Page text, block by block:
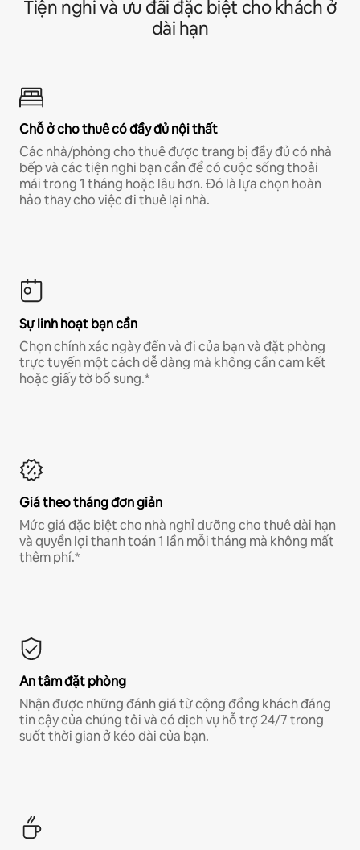
Tiện nghi và ưu đãi đặc biệt cho khách ở
dài hạn
Chỗ ở cho thuê có đầy đủ nội thất
Các nhà/phòng cho thuê được trang bị đầy đủ có nhà
bếp và các tiện nghi bạn cần để có cuộc sống thoải
mái trong 1 tháng hoặc lâu hơn. Đó là lựa chọn hoàn
hảo thay cho việc đi thuê lại nhà.
Sự linh hoạt bạn cần
Chọn chính xác ngày đến và đi của bạn và đặt phòng
trực tuyến một cách dễ dàng mà không cần cam kết
hoặc giấy tờ bổ sung.*
Giá theo tháng đơn giản
Mức giá đặc biệt cho nhà nghỉ dưỡng cho thuê dài hạn
và quyền lợi thanh toán 1 lần mỗi tháng mà không mất
thêm phí.*
An tâm đặt phòng
Nhận được những đánh giá từ cộng đồng khách đáng
tin cậy của chúng tôi và có dịch vụ hỗ trợ 24/7 trong
suốt thời gian ở kéo dài của bạn.